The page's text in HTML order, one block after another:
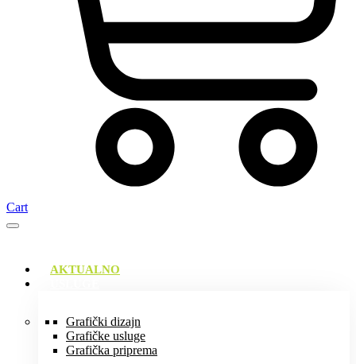
Cart
AKTUALNO
Grafički dizajn
Grafičke usluge
Grafička priprema